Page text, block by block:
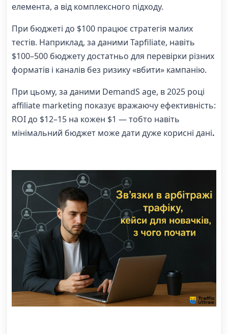
елемента, а від комплексного підходу.
При бюджеті до $100 працює стратегія малих
тестів. Наприклад, за даними Tapfiliate, навіть
$100–500 бюджету достатньо для перевірки різних
форматів і каналів без ризику «вбити» кампанію.
При цьому, за даними DemandS age, в 2025 році
affiliate marketing показує вражаючу ефективність:
ROI до $12–15 на кожен $1 — тобто навіть
мінімальний бюджет може дати дуже корисні дані.